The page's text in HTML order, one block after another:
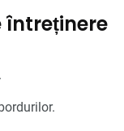
întreținere